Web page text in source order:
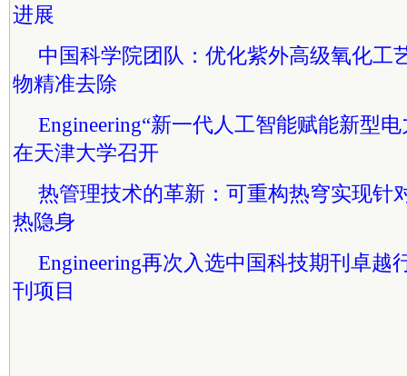
进展
中国科学院团队：优化紫外高级氧化工
物精准去除
Engineering“新一代人工智能赋能新型
在天津大学召开
热管理技术的革新：可重构热穹实现针
热隐身
Engineering再次入选中国科技期刊卓越
刊项目